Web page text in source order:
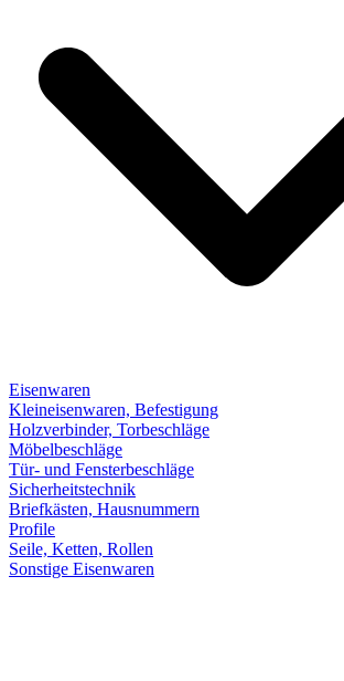
Eisenwaren
Kleineisenwaren, Befestigung
Holzverbinder, Torbeschläge
Möbelbeschläge
Tür- und Fensterbeschläge
Sicherheitstechnik
Briefkästen, Hausnummern
Profile
Seile, Ketten, Rollen
Sonstige Eisenwaren